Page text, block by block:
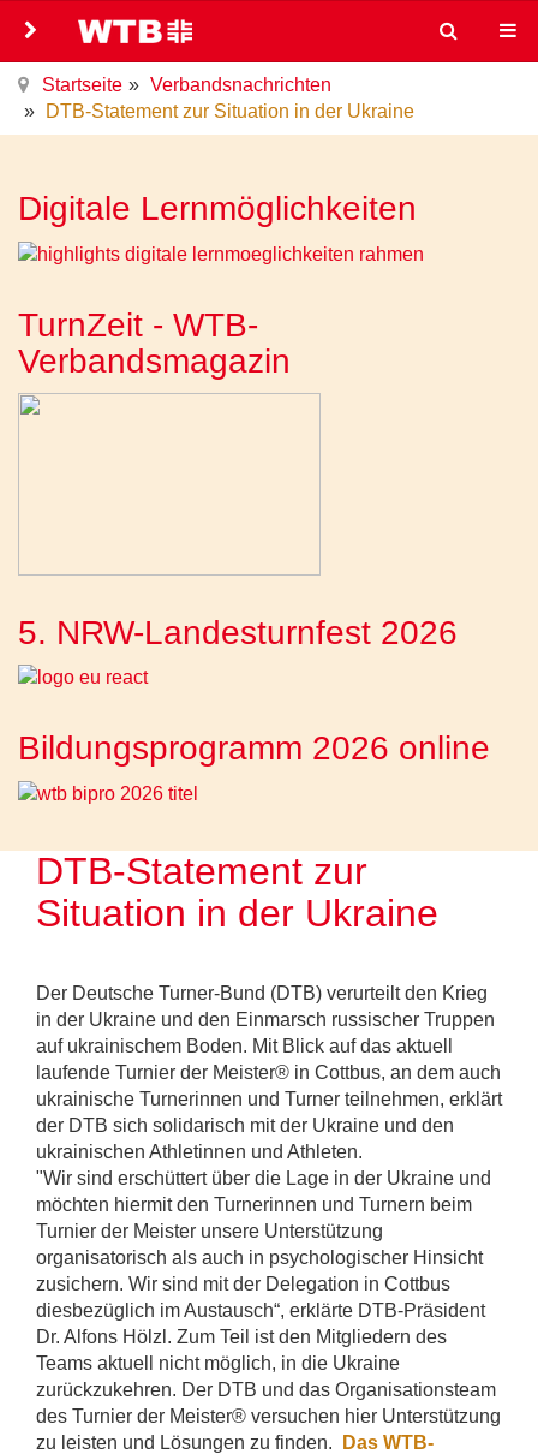
Startseite
Verbandsnachrichten
DTB-Statement zur Situation in der Ukraine
Digitale Lernmöglichkeiten
TurnZeit - WTB-
Verbandsmagazin
5. NRW-Landesturnfest 2026
Bildungsprogramm 2026 online
DTB-Statement zur
Situation in der Ukraine
Der Deutsche Turner-Bund (DTB) verurteilt den Krieg
in der Ukraine und den Einmarsch russischer Truppen
auf ukrainischem Boden. Mit Blick auf das aktuell
laufende Turnier der Meister® in Cottbus, an dem auch
ukrainische Turnerinnen und Turner teilnehmen, erklärt
der DTB sich solidarisch mit der Ukraine und den
ukrainischen Athletinnen und Athleten.
"Wir sind erschüttert über die Lage in der Ukraine und
möchten hiermit den Turnerinnen und Turnern beim
Turnier der Meister unsere Unterstützung
organisatorisch als auch in psychologischer Hinsicht
zusichern. Wir sind mit der Delegation in Cottbus
diesbezüglich im Austausch“, erklärte DTB-Präsident
Dr. Alfons Hölzl. Zum Teil ist den Mitgliedern des
Teams aktuell nicht möglich, in die Ukraine
zurückzukehren. Der DTB und das Organisationsteam
des Turnier der Meister® versuchen hier Unterstützung
zu leisten und Lösungen zu finden.
Das WTB-